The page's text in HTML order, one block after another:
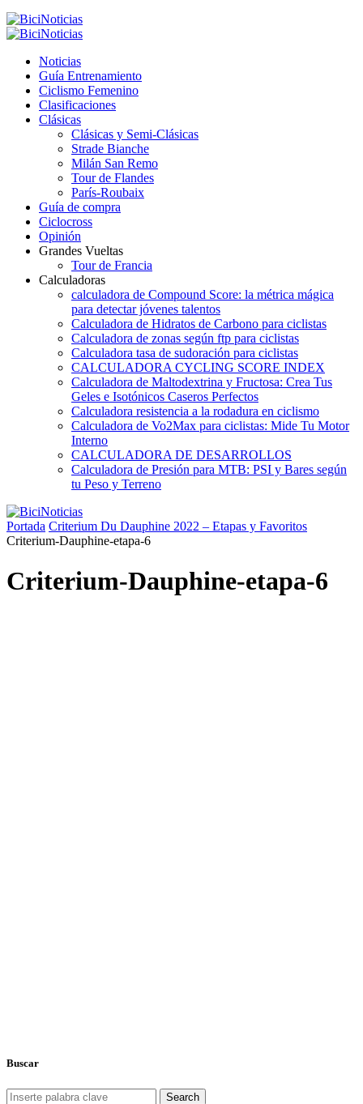
Noticias
Guía Entrenamiento
Ciclismo Femenino
Clasificaciones
Clásicas
Clásicas y Semi-Clásicas
Strade Bianche
Milán San Remo
Tour de Flandes
París-Roubaix
Guía de compra
Ciclocross
Opinión
Grandes Vueltas
Tour de Francia
Calculadoras
calculadora de Compound Score: la métrica mágica
para detectar jóvenes talentos
Calculadora de Hidratos de Carbono para ciclistas
Calculadora de zonas según ftp para ciclistas
Calculadora tasa de sudoración para ciclistas
CALCULADORA CYCLING SCORE INDEX
Calculadora de Maltodextrina y Fructosa: Crea Tus
Geles e Isotónicos Caseros Perfectos
Calculadora resistencia a la rodadura en ciclismo
Calculadora de Vo2Max para ciclistas: Mide Tu Motor
Interno
CALCULADORA DE DESARROLLOS
Calculadora de Presión para MTB: PSI y Bares según
tu Peso y Terreno
Portada Criterium Du Dauphine 2022 – Etapas y Favoritos
Criterium-Dauphine-etapa-6
Criterium-Dauphine-etapa-6
Buscar
Search